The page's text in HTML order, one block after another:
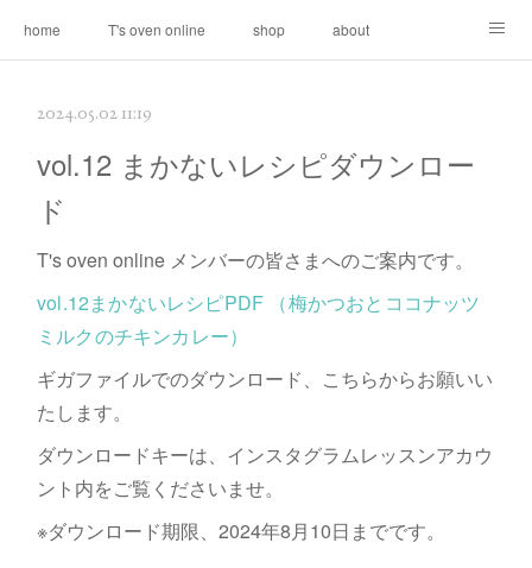
home T's oven online shop about
2024.05.02 11:19
vol.12 まかないレシピダウンロー
ド
T's oven online メンバーの皆さまへのご案内です。
vol.12まかないレシピPDF （梅かつおとココナッツ
ミルクのチキンカレー）
ギガファイルでのダウンロード、こちらからお願いい
たします。
ダウンロードキーは、インスタグラムレッスンアカウ
ント内をご覧くださいませ。
※ダウンロード期限、2024年8月10日までです。